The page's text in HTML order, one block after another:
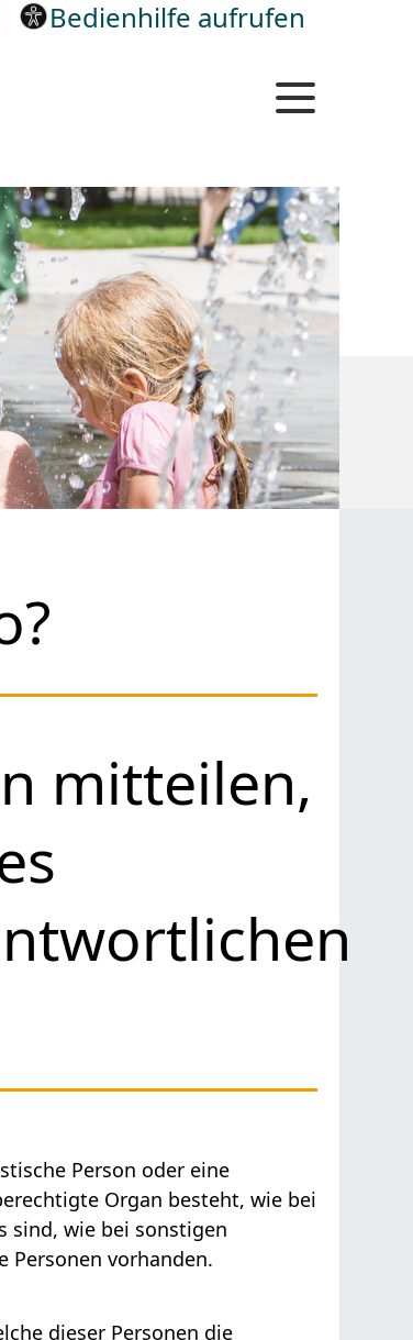
Bedienhilfe aufrufen
mitteilen,
Person oder eine
Organ besteht, wie bei
sind, wie bei sonstigen
Personen vorhanden.
dieser Personen die